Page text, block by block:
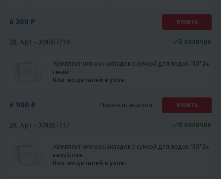
6 300 ₽ КУПИТЬ
28. Арт - XM057719
Комплект мягких накладок с сумкой для лодок 110*24
синий
Кол-во деталей в узле:
В наличии
6 900 ₽ Показать аналоги КУПИТЬ
29. Арт - XM057717
Комплект мягких накладок с сумкой для лодок 110*24
камуфляж
Кол-во деталей в узле:
В наличии